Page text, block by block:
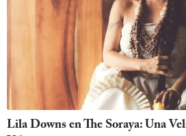
Lila Downs en The Soraya: Una